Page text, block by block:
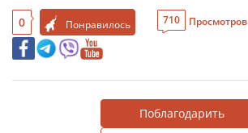
0 Понравилось 710 Просмотров
Поблагодарить